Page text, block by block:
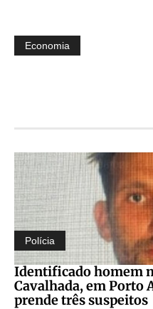
Economia
Polícia
Identificado homem
Cavalhada, em Porto
prende três suspeitos